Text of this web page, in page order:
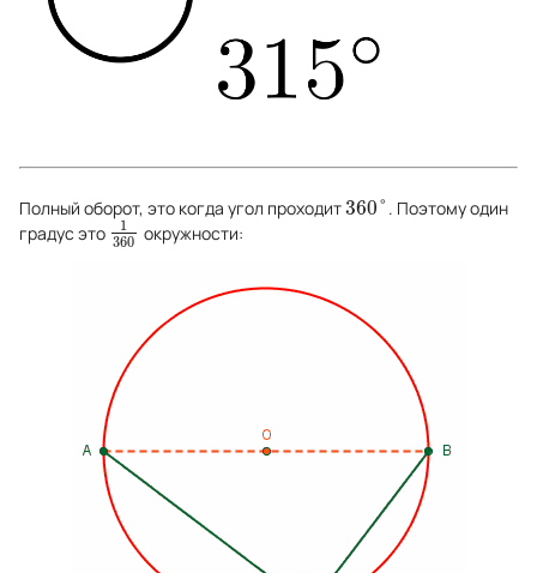
Полный оборот, это когда угол проходит360°
360° . Поэтому один
градус это
1
360
1360окружности: